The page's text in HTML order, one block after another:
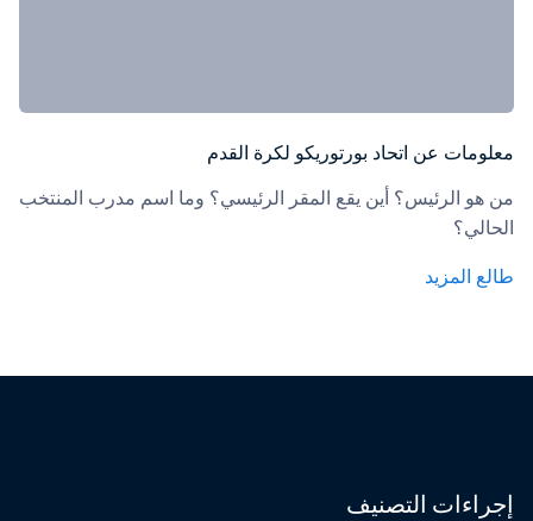
معلومات عن اتحاد بورتوريكو لكرة القدم
الحالي؟
طالع المزيد
إجراءات التصنيف